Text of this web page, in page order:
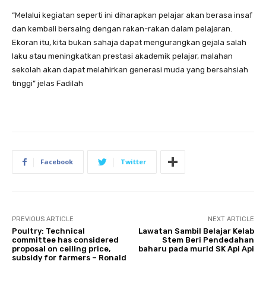
“Melalui kegiatan seperti ini diharapkan pelajar akan berasa insaf
dan kembali bersaing dengan rakan-rakan dalam pelajaran.
Ekoran itu, kita bukan sahaja dapat mengurangkan gejala salah
laku atau meningkatkan prestasi akademik pelajar, malahan
sekolah akan dapat melahirkan generasi muda yang bersahsiah
tinggi” jelas Fadilah
Facebook Twitter
PREVIOUS ARTICLE
Poultry: Technical
committee has considered
proposal on ceiling price,
subsidy for farmers – Ronald
NEXT ARTICLE
Lawatan Sambil Belajar Kelab
Stem Beri Pendedahan
baharu pada murid SK Api Api